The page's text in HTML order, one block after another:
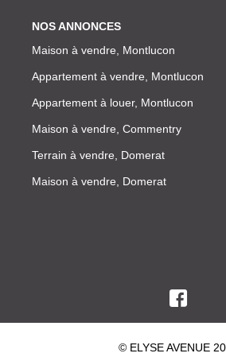
NOS ANNONCES
Maison à vendre, Montlucon
Appartement à vendre, Montlucon
Appartement à louer, Montlucon
Maison à vendre, Commentry
Terrain à vendre, Domerat
Maison à vendre, Domerat
© ELYSE AVENUE